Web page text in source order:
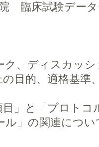
院 臨床試験デ
、ディスカッシ
の目的、適格基準
目」と「プロトコ
ル」の関連につい